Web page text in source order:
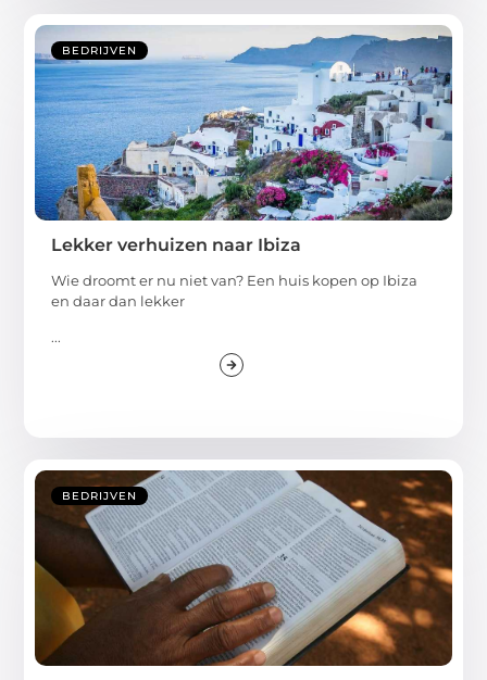
BEDRIJVEN
Lekker verhuizen naar Ibiza
Wie droomt er nu niet van? Een huis kopen op Ibiza
en daar dan lekker
...
BEDRIJVEN